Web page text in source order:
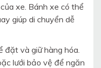
xe. Bánh xe có thể
giúp di chuyển dễ
đặt và giữ hàng hóa.
lưới bảo vệ để ngăn